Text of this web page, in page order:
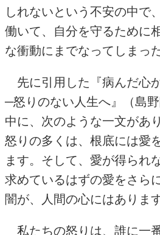
しれないという不安の中で
働いて、自分を守るために
な衝動にまでなってしまっ
先に引用した『病んだ心
─怒りのない人生へ』（島野
中に、次のような一文があ
怒りの多くは、根底には愛
ます。そして、愛が得られ
求めているはずの愛をさら
闇が、人間の心にはありま
私たちの怒りは、誰に一